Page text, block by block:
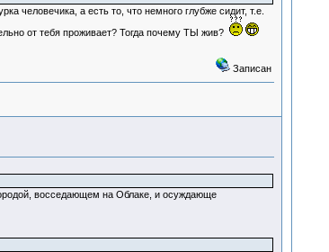
человечика, а есть то, что немного глубже сидит, т.е.
от тебя проживает? Тогда почему ТЫ жив?
Записан
восседающем на Облаке, и осуждающе